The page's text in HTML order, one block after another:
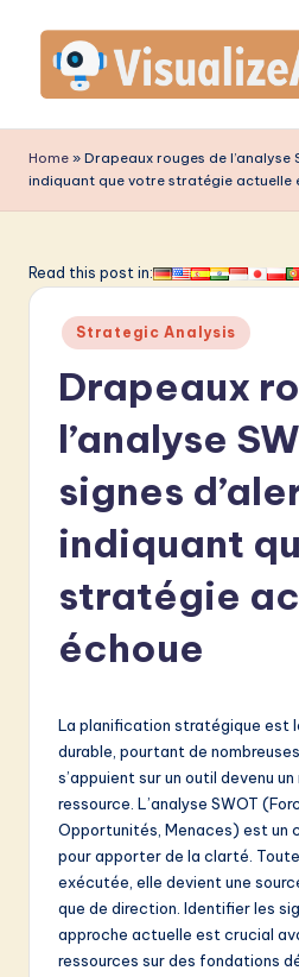
content
is
u
li
A
L
Home » Drapeaux rouges de l’analyse
indiquant que votre stratégie actuelle
Read this post in:
Posted
in
Strategic Analysis
Drapeaux
l’analyse
signes
indiquant
stratégie
échoue
La planification stratégique est
durable, pourtant de
s’appuient sur un outil devenu
ressource. L’analyse SWOT
Opportunités, Menaces) est un
pour apporter de la clarté.
exécutée, elle devient une
que de direction. Identifier les
approche actuelle est crucial
ressources sur des fondations